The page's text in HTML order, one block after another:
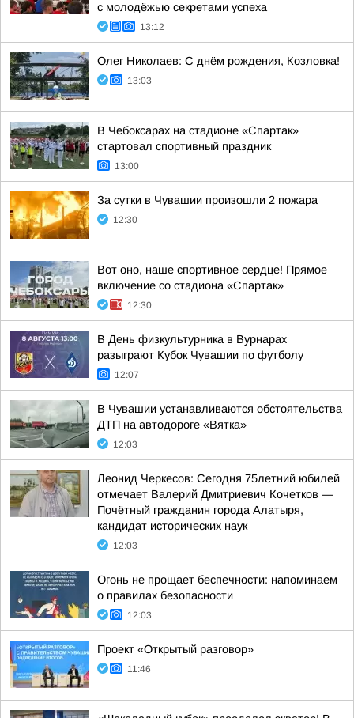
с молодёжью секретами успеха
13:12
Олег Николаев: С днём рождения, Козловка!
13:03
В Чебоксарах на стадионе «Спартак»
стартовал спортивный праздник
13:00
За сутки в Чувашии произошли 2 пожара
12:30
Вот оно, наше спортивное сердце! Прямое
включение со стадиона «Спартак»
12:30
В День физкультурника в Вурнарах
разыграют Кубок Чувашии по футболу
12:07
В Чувашии устанавливаются обстоятельства
ДТП на автодороге «Вятка»
12:03
Леонид Черкесов: Сегодня 75летний юбилей
отмечает Валерий Дмитриевич Кочетков —
Почётный гражданин города Алатыря,
кандидат исторических наук
12:03
Огонь не прощает беспечности: напоминаем
о правилах безопасности
12:03
Проект «Открытый разговор»
11:46